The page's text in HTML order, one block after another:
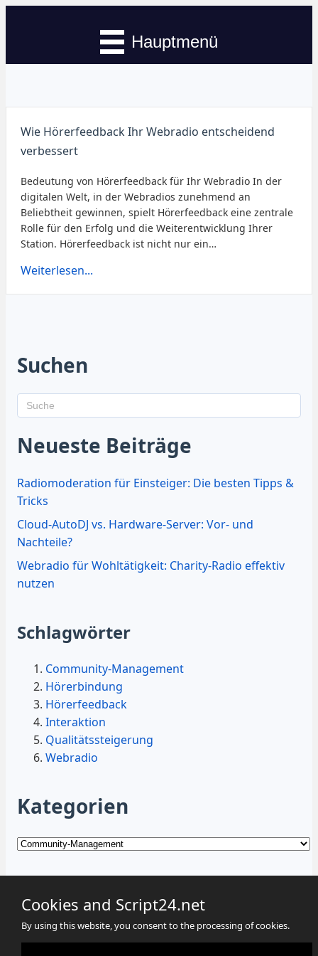
Hauptmenü
Wie Hörerfeedback Ihr Webradio entscheidend
verbessert
Bedeutung von Hörerfeedback für Ihr Webradio In der
digitalen Welt, in der Webradios zunehmend an
Beliebtheit gewinnen, spielt Hörerfeedback eine zentrale
Rolle für den Erfolg und die Weiterentwicklung Ihrer
Station. Hörerfeedback ist nicht nur ein…
Weiterlesen...
Suchen
Neueste Beiträge
Radiomoderation für Einsteiger: Die besten Tipps &
Tricks
Cloud-AutoDJ vs. Hardware-Server: Vor- und
Nachteile?
Webradio für Wohltätigkeit: Charity-Radio effektiv
nutzen
Schlagwörter
Community-Management
Hörerbindung
Hörerfeedback
Interaktion
Qualitätssteigerung
Webradio
Kategorien
Kategorien
Cookies Datenschutz Impressum
Cookies and Script24.net
By using this website, you consent to the processing of cookies.